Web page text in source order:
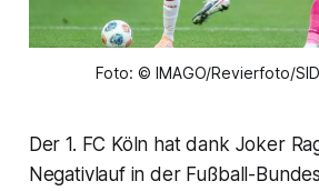
Foto: © IMAGO/Revierfoto/
Der 1. FC Köln hat dank Joker
Negativlauf in der Fußball-